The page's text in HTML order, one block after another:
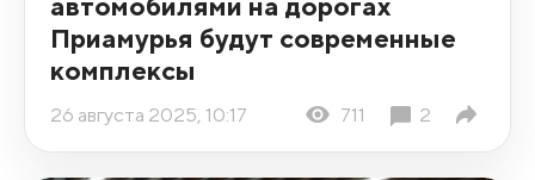
Приамурья будут современные
комплексы
26 августа 2025, 10:17 711 2